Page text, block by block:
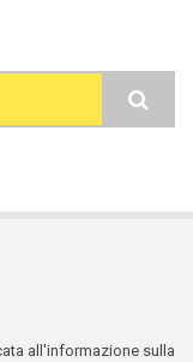
all'informazione sulla